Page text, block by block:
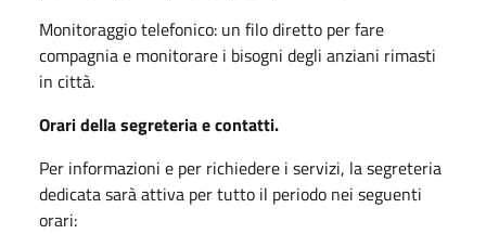
Monitoraggio telefonico: un filo diretto per fare
compagnia e monitorare i bisogni degli anziani rimasti
in città.
Orari della segreteria e contatti.
Per informazioni e per richiedere i servizi, la segreteria
dedicata sarà attiva per tutto il periodo nei seguenti
orari: